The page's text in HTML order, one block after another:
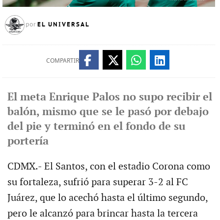
por EL UNIVERSAL
COMPARTIR
El meta Enrique Palos no supo recibir el
balón, mismo que se le pasó por debajo
del pie y terminó en el fondo de su
portería
CDMX.- El Santos, con el estadio Corona como
su fortaleza, sufrió para superar 3-2 al FC
Juárez, que lo acechó hasta el último segundo,
pero le alcanzó para brincar hasta la tercera